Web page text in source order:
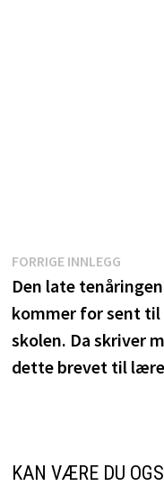
FORRIGE INNLEGGForrige
innlegg:
Den late tenåringen
kommer for sent til
skolen. Da skriver
dette brevet til
KAN VÆRE DU